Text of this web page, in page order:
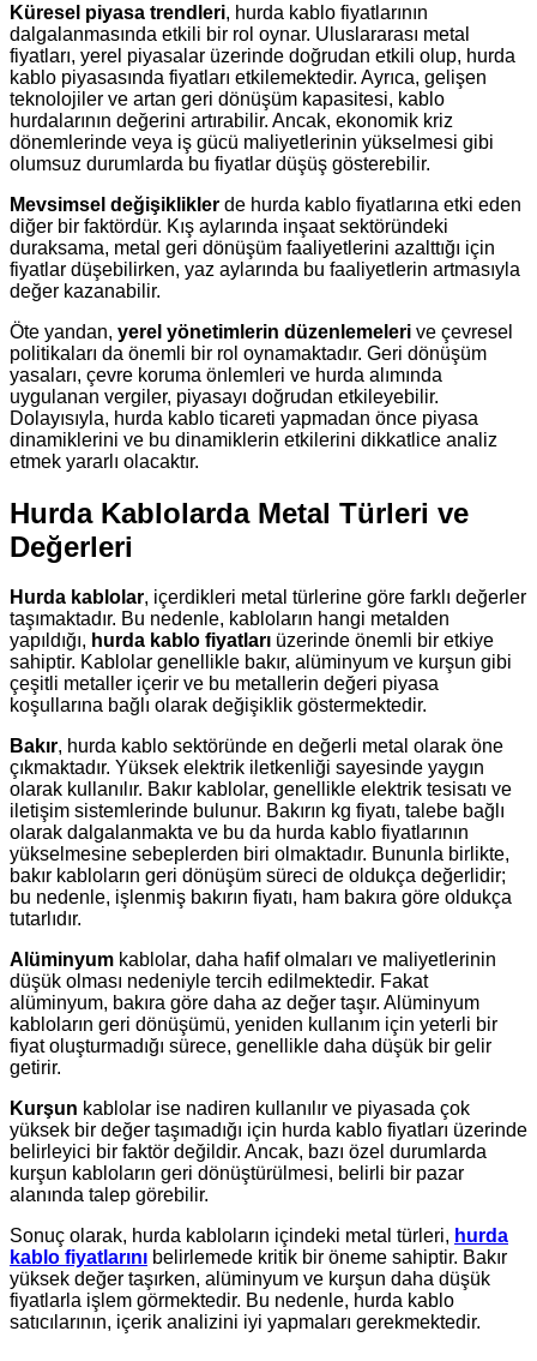
Küresel piyasa trendleri, hurda kablo fiyatlarının
dalgalanmasında etkili bir rol oynar. Uluslararası metal
fiyatları, yerel piyasalar üzerinde doğrudan etkili olup, hurda
kablo piyasasında fiyatları etkilemektedir. Ayrıca, gelişen
teknolojiler ve artan geri dönüşüm kapasitesi, kablo
hurdalarının değerini artırabilir. Ancak, ekonomik kriz
dönemlerinde veya iş gücü maliyetlerinin yükselmesi gibi
olumsuz durumlarda bu fiyatlar düşüş gösterebilir.
Mevsimsel değişiklikler de hurda kablo fiyatlarına etki eden
diğer bir faktördür. Kış aylarında inşaat sektöründeki
duraksama, metal geri dönüşüm faaliyetlerini azalttığı için
fiyatlar düşebilirken, yaz aylarında bu faaliyetlerin artmasıyla
değer kazanabilir.
Öte yandan, yerel yönetimlerin düzenlemeleri ve çevresel
politikaları da önemli bir rol oynamaktadır. Geri dönüşüm
yasaları, çevre koruma önlemleri ve hurda alımında
uygulanan vergiler, piyasayı doğrudan etkileyebilir.
Dolayısıyla, hurda kablo ticareti yapmadan önce piyasa
dinamiklerini ve bu dinamiklerin etkilerini dikkatlice analiz
etmek yararlı olacaktır.
Hurda Kablolarda Metal Türleri ve
Değerleri
Hurda kablolar, içerdikleri metal türlerine göre farklı değerler
taşımaktadır. Bu nedenle, kabloların hangi metalden
yapıldığı, hurda kablo fiyatları üzerinde önemli bir etkiye
sahiptir. Kablolar genellikle bakır, alüminyum ve kurşun gibi
çeşitli metaller içerir ve bu metallerin değeri piyasa
koşullarına bağlı olarak değişiklik göstermektedir.
Bakır, hurda kablo sektöründe en değerli metal olarak öne
çıkmaktadır. Yüksek elektrik iletkenliği sayesinde yaygın
olarak kullanılır. Bakır kablolar, genellikle elektrik tesisatı ve
iletişim sistemlerinde bulunur. Bakırın kg fiyatı, talebe bağlı
olarak dalgalanmakta ve bu da hurda kablo fiyatlarının
yükselmesine sebeplerden biri olmaktadır. Bununla birlikte,
bakır kabloların geri dönüşüm süreci de oldukça değerlidir;
bu nedenle, işlenmiş bakırın fiyatı, ham bakıra göre oldukça
tutarlıdır.
Alüminyum kablolar, daha hafif olmaları ve maliyetlerinin
düşük olması nedeniyle tercih edilmektedir. Fakat
alüminyum, bakıra göre daha az değer taşır. Alüminyum
kabloların geri dönüşümü, yeniden kullanım için yeterli bir
fiyat oluşturmadığı sürece, genellikle daha düşük bir gelir
getirir.
Kurşun kablolar ise nadiren kullanılır ve piyasada çok
yüksek bir değer taşımadığı için hurda kablo fiyatları üzerinde
belirleyici bir faktör değildir. Ancak, bazı özel durumlarda
kurşun kabloların geri dönüştürülmesi, belirli bir pazar
alanında talep görebilir.
Sonuç olarak, hurda kabloların içindeki metal türleri, hurda
kablo fiyatlarını belirlemede kritik bir öneme sahiptir. Bakır
yüksek değer taşırken, alüminyum ve kurşun daha düşük
fiyatlarla işlem görmektedir. Bu nedenle, hurda kablo
satıcılarının, içerik analizini iyi yapmaları gerekmektedir.